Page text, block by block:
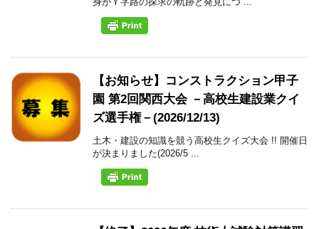
【お知らせ】コンストラクション甲子
園 第2回関西大会 －高校生建設業クイ
ズ選手権－(2026/12/13)
土木・建設の知識を競う高校生クイズ大会 !! 開催日
が決まりました(2026/5 ...